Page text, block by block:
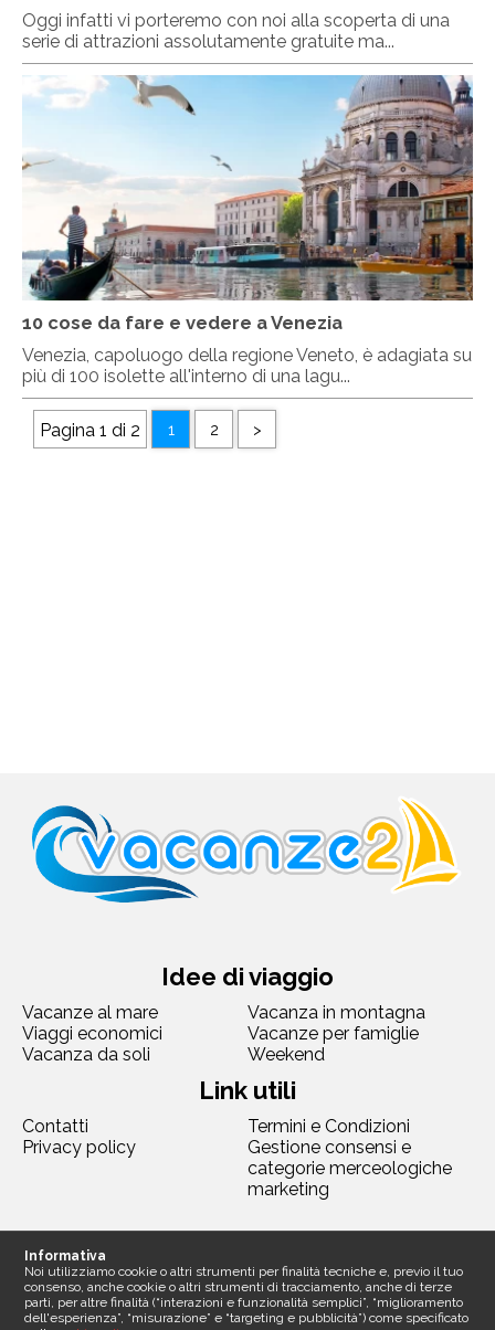
Oggi infatti vi porteremo con noi alla scoperta di una
serie di attrazioni assolutamente gratuite ma...
10 cose da fare e vedere a Venezia
Venezia, capoluogo della regione Veneto, è adagiata su
più di 100 isolette all'interno di una lagu...
Pagina 1 di 2 1 2 >
Idee di viaggio
Vacanze al mare
Vacanza in montagna
Viaggi economici
Vacanze per famiglie
Vacanza da soli
Weekend
Link utili
Contatti
Termini e Condizioni
Privacy policy
Gestione consensi e
categorie merceologiche
marketing
Informativa
Noi utilizziamo cookie o altri strumenti per finalità tecniche e, previo il tuo
consenso, anche cookie o altri strumenti di tracciamento, anche di terze
parti, per altre finalità (“interazioni e funzionalità semplici”, “miglioramento
dell'esperienza”, “misurazione” e “targeting e pubblicità”) come specificato